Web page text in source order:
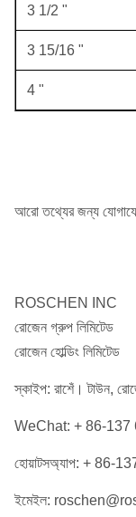
3 1/2 "
3 15/16 "
4 "
আরো তথ্যের জন্য
ROSCHEN INC
রোজেন গ্রুপ লিমিটেড
রোজেন হোল্ডিং লিমিটেড
স্কাইপ: রাশেঁ। টাউন,
WeChat: + 86-137
হোয়াটসঅ্যাপ: + 86-
ইমেইল: